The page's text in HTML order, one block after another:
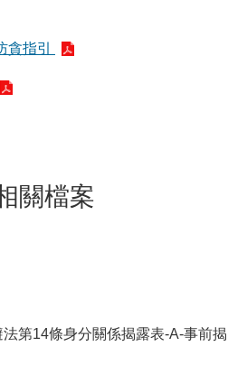
貪指引
關檔案
第14條身分關係揭露表-A-事前揭